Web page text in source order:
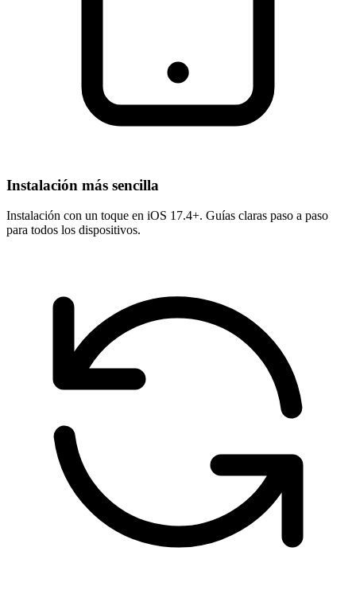
Instalación más sencilla
Instalación con un toque en iOS 17.4+. Guías claras paso a paso
para todos los dispositivos.